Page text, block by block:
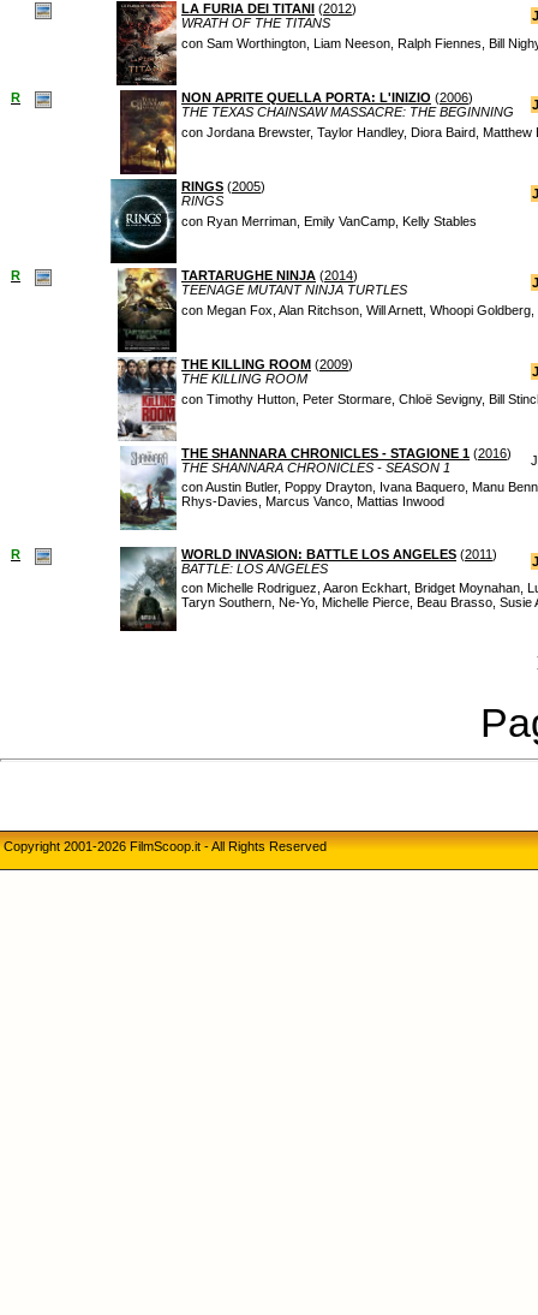
LA FURIA DEI TITANI (2012)
WRATH OF THE TITANS
con Sam Worthington, Liam Neeson, Ralph Fiennes, Bill
R NON APRITE QUELLA PORTA: L'INIZIO (2006)
THE TEXAS CHAINSAW MASSACRE: THE BEGINNING
con Jordana Brewster, Taylor Handley, Diora Baird,
RINGS (2005)
RINGS
con Ryan Merriman, Emily VanCamp, Kelly Stables
R TARTARUGHE NINJA (2014)
TEENAGE MUTANT NINJA TURTLES
con Megan Fox, Alan Ritchson, Will Arnett, Whoopi
THE KILLING ROOM (2009)
THE KILLING ROOM
con Timothy Hutton, Peter Stormare, Chloë Sevigny, Bill
THE SHANNARA CHRONICLES - STAGIONE 1 (2016)
THE SHANNARA CHRONICLES - SEASON 1
con Austin Butler, Poppy Drayton, Ivana Baquero, Manu
Rhys-Davies, Marcus Vanco, Mattias Inwood
R WORLD INVASION: BATTLE LOS ANGELES (2011)
BATTLE: LOS ANGELES
con Michelle Rodriguez, Aaron Eckhart, Bridget Moynahan,
Taryn Southern, Ne-Yo, Michelle Pierce, Beau Brasso, Susie
Copyright 2001-2026 FilmScoop.it - All Rights Reserved